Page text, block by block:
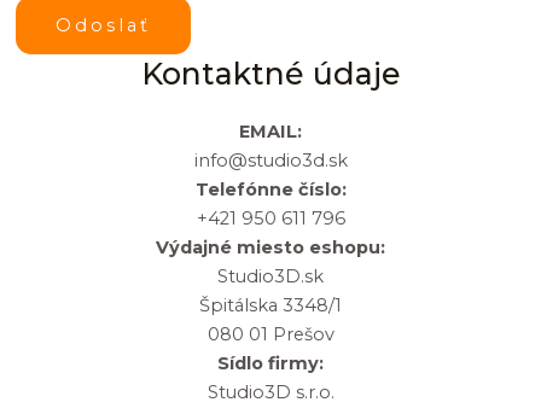
Kontaktné údaje
EMAIL:
info@studio3d.sk
Telefónne číslo:
+421 950 611 796
Výdajné miesto eshopu:
Studio3D.sk
Špitálska 3348/1
080 01 Prešov
Sídlo firmy:
Studio3D s.r.o.